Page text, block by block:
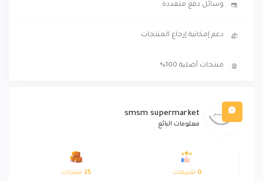
وسائل دفع متعددة
دعم إمكانية إرجاع المنتجات
منتجات أصلية 100%
smsm supermarket
معلومات البائع
0 تقييمات 25 منتجات